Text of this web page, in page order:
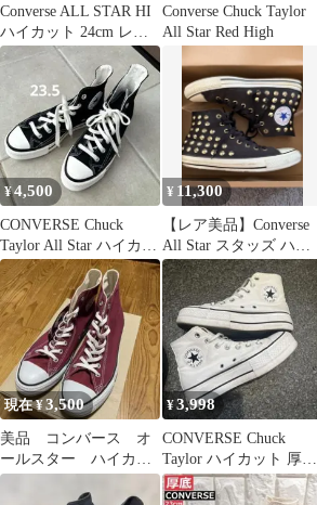
Converse ALL STAR HI
ハイカット 24cm レッ
ド
Converse Chuck Taylor
All Star Red High
¥4,500
CONVERSE Chuck
Taylor All Star ハイカッ
ト
¥ 11,300
【レア美品】Converse
All Star スタッズ ハイ
カット コンバース
現在 ¥3,500
美品 コンバース オ
ールスター ハイカッ
ト 27.5 マルーン
¥3,998
CONVERSE Chuck
Taylor ハイカット 厚底
ホワイト